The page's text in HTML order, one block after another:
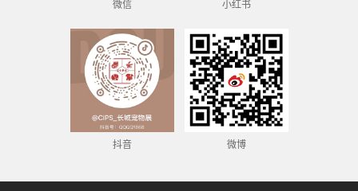
微信 小红书
抖音 微博